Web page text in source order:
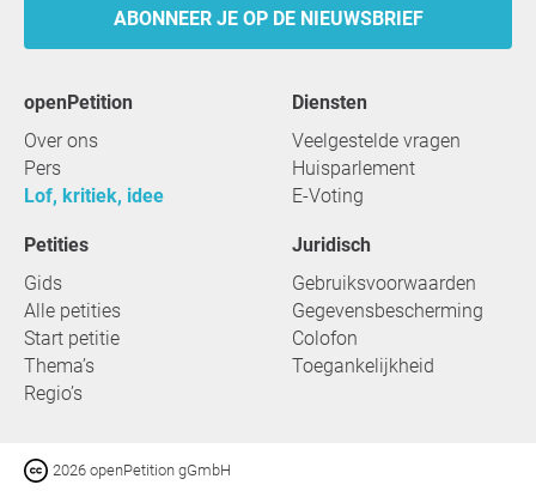
ABONNEER JE OP DE NIEUWSBRIEF
openPetition
Over ons
Pers
Lof, kritiek, idee
Diensten
Veelgestelde vragen
Huisparlement
E-Voting
Petities
Gids
Alle petities
Start petitie
Thema’s
Regio’s
Juridisch
Gebruiksvoorwaarden
Gegevensbescherming
Colofon
Toegankelijkheid
2026 openPetition gGmbH